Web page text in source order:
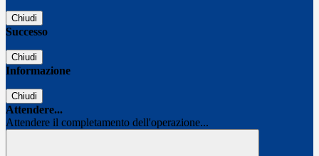
Chiudi
Successo
Chiudi
Informazione
Chiudi
Attendere...
Attendere il completamento dell'operazione...